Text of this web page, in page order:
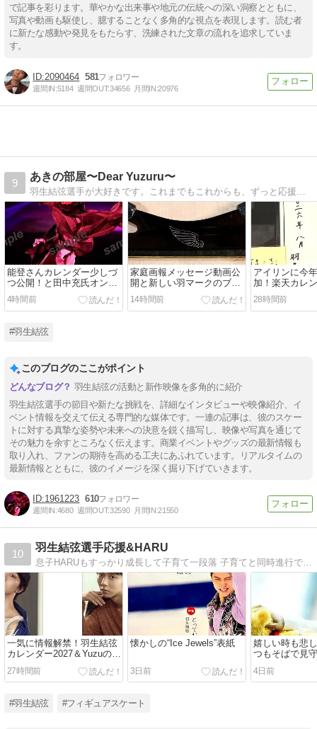
で記事を彩ります。華やかな出来事や地元の伝統への深い洞察とともに、
写真や動画も駆使し、臆することなく多角的な視点を表現します。読む者
に新たな感動や発見をもたらす、洗練された文章の流れを追求していま
す。
2090464 581
週間IN:5184 週間OUT:34656 月間IN:20976
9
あきの部屋〜Dear Yuzuru〜
能登さんカレンダー少しづ
つ公開！と田中充氏オンラ
イン講座予約スタート
4時間前
家庭画報メッセージ動画公
開と新しい羽マークのブレ
ード！
14時間前
アイリンに今
加！楽天カレ
ら4位まで独占
28時間前
#羽生結弦
このブログのここがポイント
羽生結弦の活動と新作映像を多角的に紹介
羽生結弦選手の節目や新たな挑戦を、詳細なインタビューや映像紹介、イ
ベント情報を交えて伝える専門的な媒体です。一連の記事は、彼のスケー
トに対する真摯な姿勢や未来への決意を鋭く描写し、映像や写真を通じて
その魅力を余すところなく伝えます。商業イベントやグッズの最新情報も
取り入れ、ファンの期待を高める工夫にあふれています。リアルタイムの
最新情報とともに、彼のイメージを深く掘り下げていきます。
1961223 610
週間IN:4680 週間OUT:32590 月間IN:21550
10
羽生結弦選手応援&HARU
息子HARUもすっかり成長して子育て一段落 子育てと同時進行で羽生結弦選手を応援して早7年 主に羽生結弦選手の事を綴っていくブログに変更 ときどきHARUの日常も語ろうかな？
一気に情報解禁！羽生結弦
カレンダー2027＆Yuzuの新
たなブレード
27時間前
懐かしの“Ice Jewels”表紙
3日前
嬉しい時も悲
つもそばで見
プーさん
4日前
#羽生結弦 #フィギュアスケート